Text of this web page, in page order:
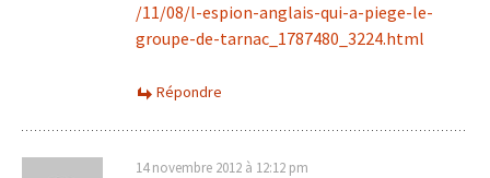
/11/08/l-espion-anglais-qui-a-piege-le-
groupe-de-tarnac_1787480_3224.html
Répondre
14 novembre 2012 à 12:12 pm